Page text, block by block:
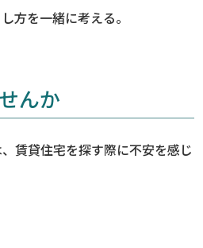
方を一緒に考える。
んか
賃貸住宅を探す際に不安を感じ